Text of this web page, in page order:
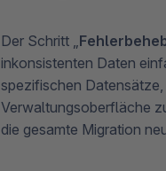
Der Schritt „
inkonsistenten Daten
spezifischen
Verwaltungsoberfläche
die gesamte Migration